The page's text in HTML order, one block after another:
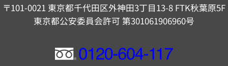
〒101-0021 東京都千代田区外神田3丁目13-8 FTK秋葉原5F
東京都公安委員会許可 第301061906960号
フ